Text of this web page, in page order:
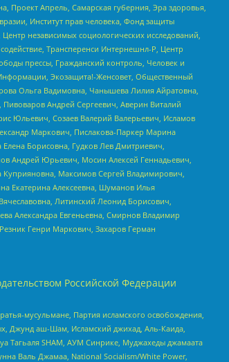
Проект Апрель, Самарская губерния, Эра здоровья,
Институт прав человека, Фонд защиты
независимых социологических исследований,
Трансперенси Интернешнл-Р, Центр
прессы, Гражданский контроль, Человек и
Экозащита!-Женсовет, Общественный
Ольга Вадимовна, Чанышева Лилия Айратовна,
Андрей Сергеевич, Аверин Виталий
Юльевич, Созаев Валерий Валерьевич, Исламов
Маркович, Пислакова-Паркер Марина
Борисовна, Гудков Лев Дмитриевич,
Андрей Юрьевич, Мосин Алексей Геннадьевич,
Максимов Сергей Владимирович,
Екатерина Алексеевна, Шуманов Илья
Литинский Леонид Борисович,
Александра Евгеньевна, Смирнов Владимир
Генри Маркович, Захаров Герман
Российской Федерации
мусульмане, Партия исламского освобождения,
Джунд аш-Шам, Исламский джихад, Аль-Каида,
Тагьаля SHAM, АУМ Синрике, Муджахеды джамаата
Валь Джамаа, National Socialism/White Power,